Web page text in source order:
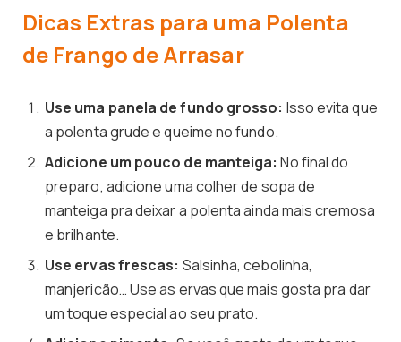
Dicas Extras para uma Polenta
de Frango de Arrasar
Use uma panela de fundo grosso: Isso evita que
a polenta grude e queime no fundo.
Adicione um pouco de manteiga: No final do
preparo, adicione uma colher de sopa de
manteiga pra deixar a polenta ainda mais cremosa
e brilhante.
Use ervas frescas: Salsinha, cebolinha,
manjericão… Use as ervas que mais gosta pra dar
um toque especial ao seu prato.